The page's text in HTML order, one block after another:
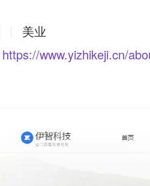
美业
https://www.yizhikeji.cn/